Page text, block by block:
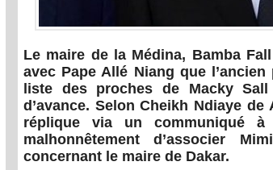
Le maire de la Médina, Bamba
avec Pape Allé Niang que
liste des proches de Macky
d’avance. Selon Cheikh Ndiaye
réplique via un communiqué à
malhonnêtement d’associer
concernant le maire de Dakar.